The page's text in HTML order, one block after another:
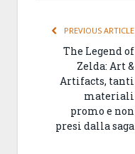
PREVIOUS ARTICLE
The Legend of
Zelda: Art &
Artifacts, tanti
materiali
promo e non
presi dalla saga